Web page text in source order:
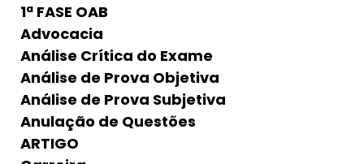
1ª FASE OAB
Advocacia
Análise Crítica do Exame
Análise de Prova Objetiva
Análise de Prova Subjetiva
Anulação de Questões
ARTIGO